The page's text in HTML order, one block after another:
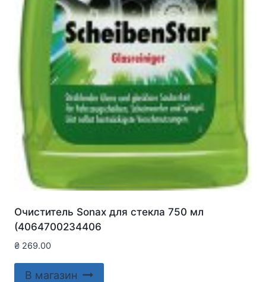
Очиститель Sonax для стекла 750 мл
(4064700234406
₴ 269.00
В магазин